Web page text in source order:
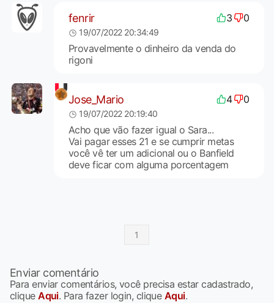
fenrir 3 0
19/07/2022 20:34:49
Provavelmente o dinheiro da venda do
rigoni
Jose_Mario 4 0
19/07/2022 20:19:40
Acho que vão fazer igual o Sara...
Vai pagar esses 21 e se cumprir metas
você vê ter um adicional ou o Banfield
deve ficar com alguma porcentagem
1
Enviar comentário
Para enviar comentários, você precisa estar cadastrado,
cliqueAqui. Para fazer login, clique Aqui.